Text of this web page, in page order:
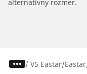
alternatívny rozmer.
/ V5 Eastar Eastar